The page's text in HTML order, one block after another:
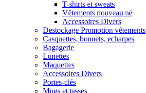
T-shirts et sweats
Vêtements nouveau né
Accessoires Divers
Destockage Promotion vêtements
Casquettes, bonnets, echarpes
Bagagerie
Lunettes
Maquettes
Accessoires Divers
Portes-clés
Mugs et tasses